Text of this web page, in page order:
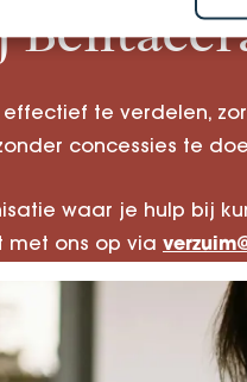
te verdelen,
concessies te
waar je hulp bij
met ons op via